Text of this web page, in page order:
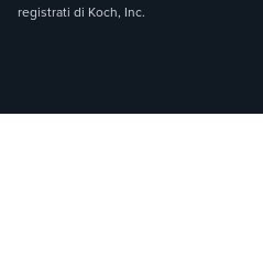
registrati di Koch, Inc.